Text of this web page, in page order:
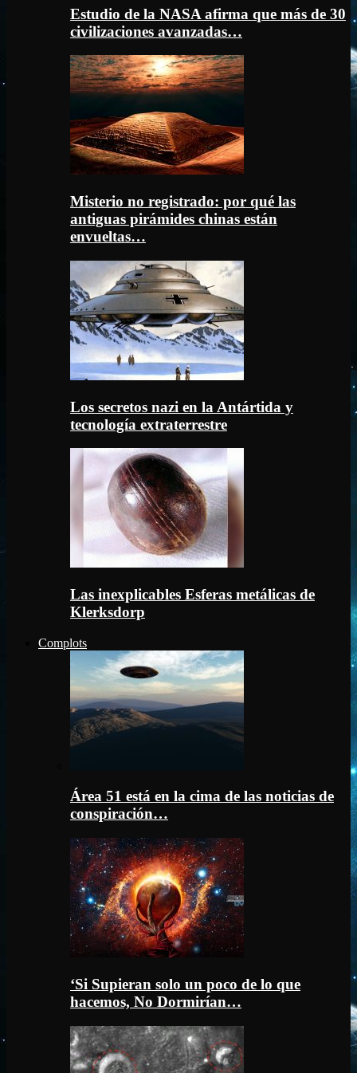
Estudio de la NASA afirma que más de 30
civilizaciones avanzadas…
Misterio no registrado: por qué las
antiguas pirámides chinas están
envueltas…
Los secretos nazi en la Antártida y
tecnología extraterrestre
Las inexplicables Esferas metálicas de
Klerksdorp
Complots
Área 51 está en la cima de las noticias de
conspiración…
‘Si Supieran solo un poco de lo que
hacemos, No Dormirían…